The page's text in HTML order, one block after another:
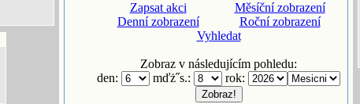
Zapsat akci
Denní zobrazení
Měsíční zobrazení
Roční zobrazení
Vyhledat
Zobraz v následujícím pohledu:
den:
mďż˝s.: rok: